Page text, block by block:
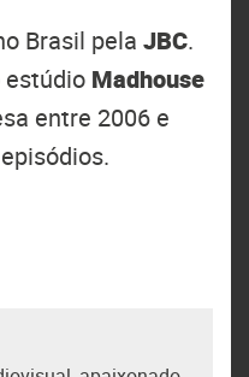
Brasil pela JBC.
estúdio Madhouse
entre 2006 e